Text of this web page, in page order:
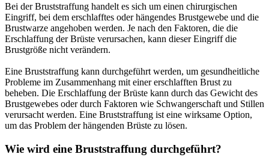
Bei der Bruststraffung handelt es sich um einen chirurgischen
Eingriff, bei dem erschlafftes oder hängendes Brustgewebe und die
Brustwarze angehoben werden. Je nach den Faktoren, die die
Erschlaffung der Brüste verursachen, kann dieser Eingriff die
Brustgröße nicht verändern.
Eine Bruststraffung kann durchgeführt werden, um gesundheitliche
Probleme im Zusammenhang mit einer erschlafften Brust zu
beheben. Die Erschlaffung der Brüste kann durch das Gewicht des
Brustgewebes oder durch Faktoren wie Schwangerschaft und Stillen
verursacht werden. Eine Bruststraffung ist eine wirksame Option,
um das Problem der hängenden Brüste zu lösen.
Wie wird eine Bruststraffung durchgeführt?